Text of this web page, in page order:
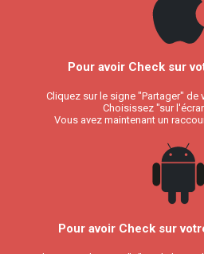
Pour avoir Check sur
Cliquez sur le signe "Partager" de
Choisissez "sur
Vous avez maintenant un
Pour avoir Check sur